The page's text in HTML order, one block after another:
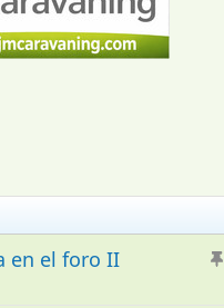
A
en el foro II